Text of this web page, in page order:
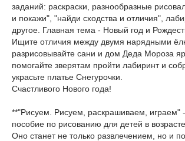
заданий: раскраски, разнообразные
и покажи", "найди сходства и отличия",
другое. Главная тема - Новый год и
Ищите отличия между двумя нарядными
разрисовывайте сани и дом Деда Мороза
помогайте зверятам пройти лабиринт и
украсьте платье Снегурочки.
Счастливого Нового года!
**"Рисуем. Рисуем, раскрашиваем, играем"
пособие по рисованию для детей в
Оно станет не только развлечением, но и